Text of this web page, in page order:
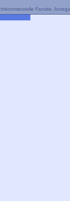
Fansite.